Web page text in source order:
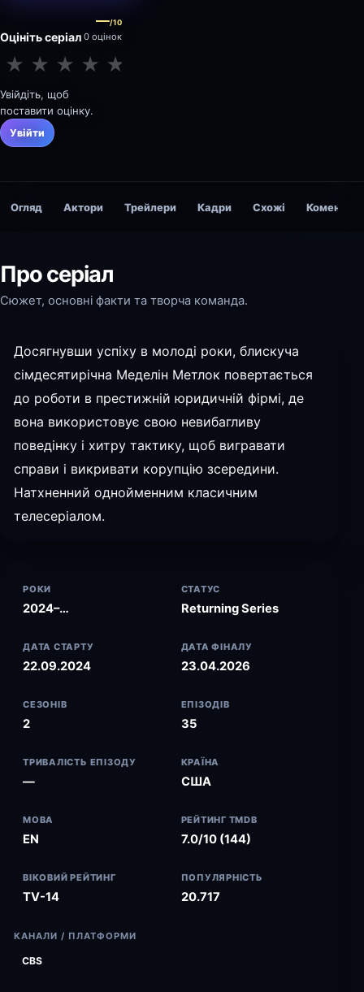
Оцініть серіал
—/10
0 оцінок
★ ★ ★ ★ ★
Увійдіть, щоб
поставити оцінку.
Увійти
Огляд Актори Трейлери Кадри Схожі Коментарі
Про серіал
Сюжет, основні факти та творча команда.
Досягнувши успіху в молоді роки, блискуча
сімдесятирічна Меделін Метлок повертається
до роботи в престижній юридичній фірмі, де
вона використовує свою невибагливу
поведінку і хитру тактику, щоб вигравати
справи і викривати корупцію зсередини.
Натхненний однойменним класичним
телесеріалом.
РОКИ
2024–…
СТАТУС
Returning Series
ДАТА СТАРТУ
22.09.2024
ДАТА ФІНАЛУ
23.04.2026
СЕЗОНІВ
2
ЕПІЗОДІВ
35
ТРИВАЛІСТЬ ЕПІЗОДУ
—
КРАЇНА
США
МОВА
EN
РЕЙТИНГ TMDB
7.0/10 (144)
ВІКОВИЙ РЕЙТИНГ
TV-14
ПОПУЛЯРНІСТЬ
20.717
КАНАЛИ / ПЛАТФОРМИ
CBS